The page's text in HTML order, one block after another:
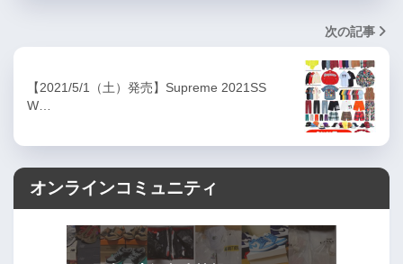
次の記事
【2021/5/1（土）発売】Supreme 2021SS
W…
オンラインコミュニティ